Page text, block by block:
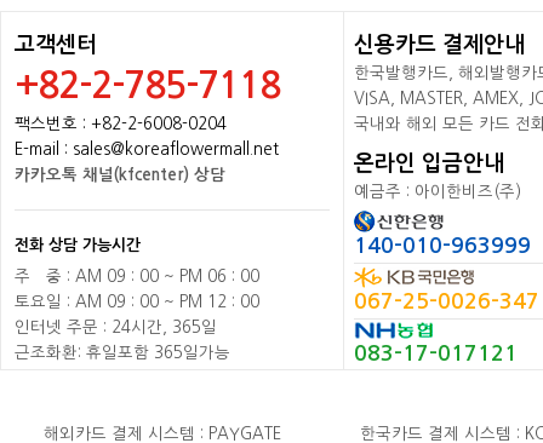
고객센터
+82-2-785-7118
팩스번호 : +82-2-6008-0204
E-mail : sales@koreaflowermall.net
카카오톡 채널(kfcenter) 상담
전화 상담 가능시간
주
중 : AM 09 : 00 ~ PM 06 : 00
토요일 : AM 09 : 00 ~ PM 12 : 00
인터넷 주문 : 24시간, 365일
근조화환: 휴일포함 365일가능
신용카드 결제안내
한국발행카드, 해외발행
VISA, MASTER, AMEX,
국내와 해외 모든 카드 전
온라인 입금안내
예금주 : 아이한비즈(주)
140-010-963999
067-25-0026-347
083-17-017121
해외카드 결제 시스템 : PAYGATE 한국카드 결제 시스템 :